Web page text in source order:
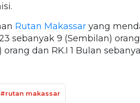
Rutan Makassar yang
sebanyak 9 (Sembilan)
orang dan RK.I 1 Bulan
#rutan makassar